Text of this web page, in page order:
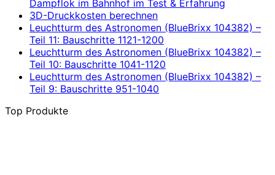
Dampflok im Bahnhof im Test & Erfahrung
3D-Druckkosten berechnen
Leuchtturm des Astronomen (BlueBrixx 104382) –
Teil 11: Bauschritte 1121-1200
Leuchtturm des Astronomen (BlueBrixx 104382) –
Teil 10: Bauschritte 1041-1120
Leuchtturm des Astronomen (BlueBrixx 104382) –
Teil 9: Bauschritte 951-1040
Top Produkte